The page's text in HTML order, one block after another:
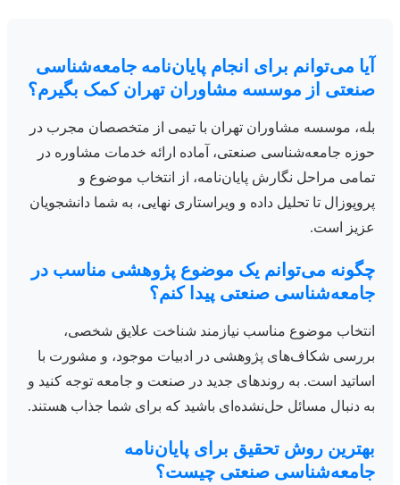
آیا می‌توانم برای انجام پایان‌نامه جامعه‌شناسی
صنعتی از موسسه مشاوران تهران کمک بگیرم؟
بله، موسسه مشاوران تهران با تیمی از متخصصان مجرب در
حوزه جامعه‌شناسی صنعتی، آماده ارائه خدمات مشاوره در
تمامی مراحل نگارش پایان‌نامه، از انتخاب موضوع و
پروپوزال تا تحلیل داده و ویراستاری نهایی، به شما دانشجویان
عزیز است.
چگونه می‌توانم یک موضوع پژوهشی مناسب در
جامعه‌شناسی صنعتی پیدا کنم؟
انتخاب موضوع مناسب نیازمند شناخت علایق شخصی،
بررسی شکاف‌های پژوهشی در ادبیات موجود، و مشورت با
اساتید است. به روندهای جدید در صنعت و جامعه توجه کنید و
به دنبال مسائل حل‌نشده‌ای باشید که برای شما جذاب هستند.
بهترین روش تحقیق برای پایان‌نامه
جامعه‌شناسی صنعتی چیست؟